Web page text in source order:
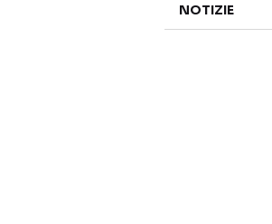
NOTIZIE